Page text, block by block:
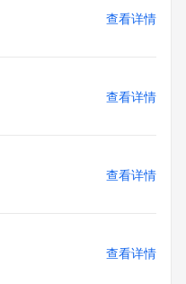
查看详情
查看详情
查看详情
查看详情